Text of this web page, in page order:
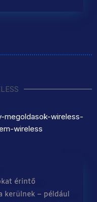
érintő
kerülnek – például